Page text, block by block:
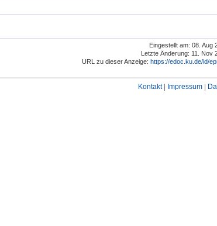
Eingestellt am: 08. Aug
Letzte Änderung: 11. Nov
URL zu dieser Anzeige: https://edoc.ku.de/id/
Kontakt| Impressum